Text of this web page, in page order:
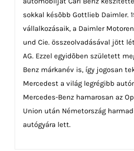
sokkal késõbb Gottlieb Daimler.
vállalkozásaik, a Daimler
und Cie. összeolvadásával jött
AG. Ezzel egyidõben született
Benz márkanév is, így jogosan
Mercedest a világ legrégibb
Mercedes-Benz hamarosan az
Union után Németország
autógyára lett.